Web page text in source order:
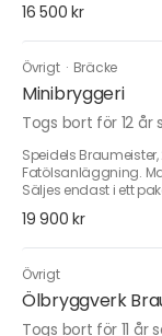
16 500 kr
Övrigt · Bräcke
Minibryggeri
Togs bort för 12 år
Speidels
Fatölsanläggning.
Säljes endast i ett
19 900 kr
Övrigt
Ölbryggverk
Togs bort för 11 år